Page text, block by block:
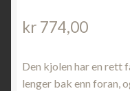
kr 774,00
Den kjolen har en rett
lenger bak enn foran,